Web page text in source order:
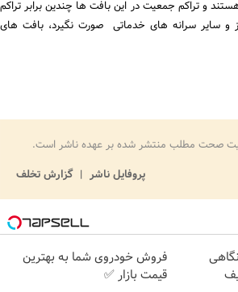
و تراکم جمعیت در این بافت ها چندین برابر تراکم
و سایر سرانه های خدماتی صورت نگیرد، بافت های
صحت مطلب منتشر شده بر عهده ناشر است.
پروفایل ناشر
گزارش تخلف
فروش خودروی شما به بهترین
قیمت بازار ✅